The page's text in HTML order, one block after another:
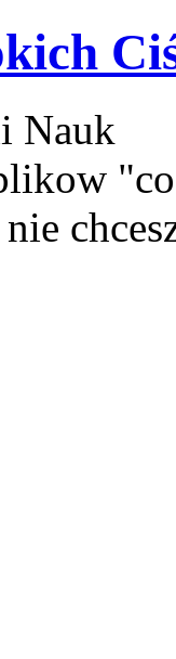
Nauk